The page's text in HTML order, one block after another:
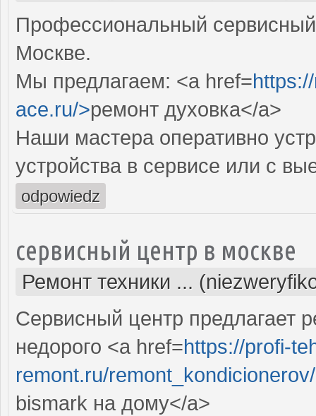
Профессиональный
Москве.
Мы предлагаем: <a href=
ace.ru/>ремонт духовка</a>
Наши мастера оперативно
устройства в сервисе или с
odpowiedz
сервисный центр в москве
Ремонт техники ...
Сервисный центр предлагает
недорого <a href=https://profi-
remont.ru/
bismark на дому</a>